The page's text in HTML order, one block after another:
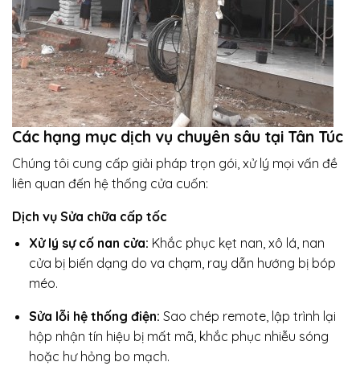
Các hạng mục dịch vụ chuyên sâu tại Tân Túc
Chúng tôi cung cấp giải pháp trọn gói, xử lý mọi vấn đề
liên quan đến hệ thống cửa cuốn:
Dịch vụ Sửa chữa cấp tốc
Xử lý sự cố nan cửa: Khắc phục kẹt nan, xô lá, nan
cửa bị biến dạng do va chạm, ray dẫn hướng bị bóp
méo.
Sửa lỗi hệ thống điện: Sao chép remote, lập trình lại
hộp nhận tín hiệu bị mất mã, khắc phục nhiễu sóng
hoặc hư hỏng bo mạch.